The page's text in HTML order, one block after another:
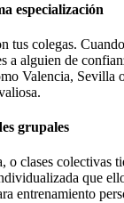
especialización
tus colegas.
a alguien de
Valencia, Sevilla
grupales
o clases colectivas
que
entrenamiento